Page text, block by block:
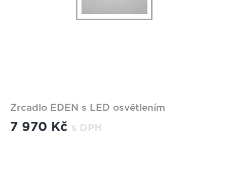
Zrcadlo EDEN s LED osvětlením
7 970 Kč s DPH